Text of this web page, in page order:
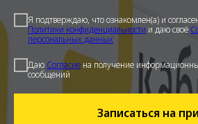
Я подтверждаю, что ознакомлен(а) и
Политики конфиденциальности и даю своё
персональных данных
Даю Cогласие на получение
сообщений
Записаться на